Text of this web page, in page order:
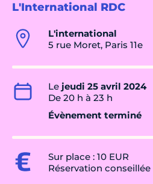
L'International RDC
L'international
5 rue Moret, Paris 11e
Le jeudi 25 avril 2024
De 20 h à 23 h
Évènement terminé
Sur place : 10 EUR
Réservation conseillée